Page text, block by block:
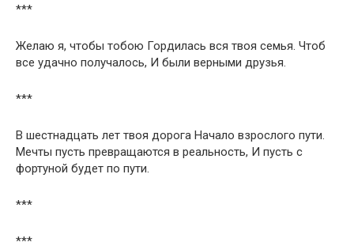
***
Желаю я, чтобы тобою Гордилась вся твоя семья. Чтоб
все удачно получалось, И были верными друзья.
***
В шестнадцать лет твоя дорога Начало взрослого пути.
Мечты пусть превращаются в реальность, И пусть с
фортуной будет по пути.
***
***